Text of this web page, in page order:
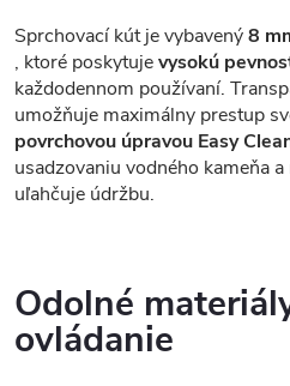
Sprchovací kút je vybavený8
, ktoré poskytujevysokú
každodennom používaní.
umožňuje maximálny prestup
povrchovou úpravou Easy
usadzovaniu vodného kameňa
uľahčuje údržbu.
Odolné
ovládanie